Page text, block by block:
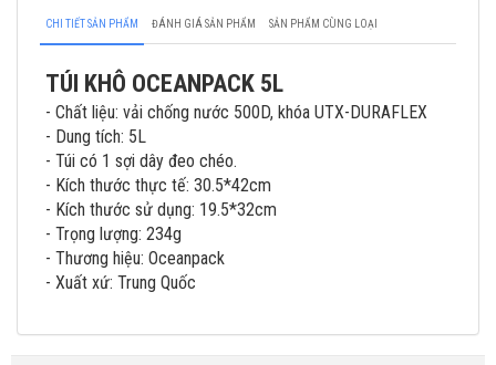
CHI TIẾT SẢN PHẨM ĐÁNH GIÁ SẢN PHẨM SẢN PHẨM CÙNG LOẠI
TÚI KHÔ OCEANPACK 5L
- Chất liệu: vải chống nước 500D, khóa UTX-DURAFLEX
- Dung tích: 5L
- Túi có 1 sợi dây đeo chéo.
- Kích thước thực tế: 30.5*42cm
- Kích thước sử dụng: 19.5*32cm
- Trọng lượng: 234g
- Thương hiệu: Oceanpack
- Xuất xứ: Trung Quốc